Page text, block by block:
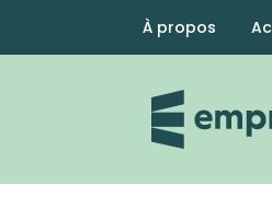
Menu
À propos